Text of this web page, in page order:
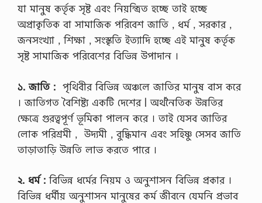
যা মানুষ কর্তৃক সৃষ্ট এবং নিয়ন্ত্রিত হচ্ছে তাই হচ্ছে
অপ্রাকৃতিক বা সামাজিক পরিবেশ জাতি , ধর্ম , সরকার ,
জনসংখ্যা , শিক্ষা , সংস্কৃতি ইত্যাদি হচ্ছে এই মানুষ কর্তৃক
সৃষ্ট সামাজিক পরিবেশের বিভিন্ন উপাদান ।
১. জাতি : পৃথিবীর বিভিন্ন অঞ্চলে জাতির মানুষ বাস করে
। জাতিগত বৈশিষ্ট্য একটি দেশের | অর্থনৈতিক উন্নতির
ক্ষেত্রে গুরত্বপূর্ণ ভূমিকা পালন করে । তাই যেসব জাতির
লােক পরিশ্রমী , উদ্যমী , বুদ্ধিমান এবং সহিষ্ণু সেসব জাতি
তাড়াতাড়ি উন্নতি লাভ করতে পারে ।
২. ধর্ম : বিভিন্ন ধর্মের নিয়ম ও অনুশাসন বিভিন্ন প্রকার ।
বিভিন্ন ধর্মীয় অনুশাসন মানুষের কর্ম জীবনে যেমনি প্রভাব